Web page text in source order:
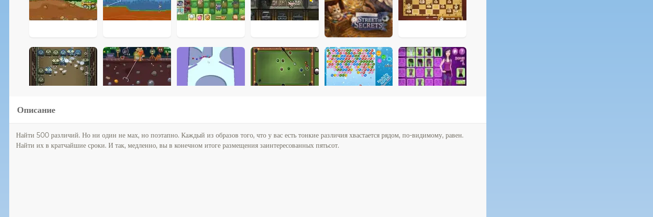
Описание
Найти 500 различий. Но ни один не мах, но поэтапно. Каждый из образов того, что у вас есть тонкие различия хвастается рядом, по-видимому, равен.
Найти их в кратчайшие сроки. И так, медленно, вы в конечном итоге размещения заинтересованных пятьсот.